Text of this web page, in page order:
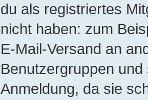
du als registriertes
nicht haben: zum
E-Mail-Versand an
Benutzergruppen
Anmeldung, da sie